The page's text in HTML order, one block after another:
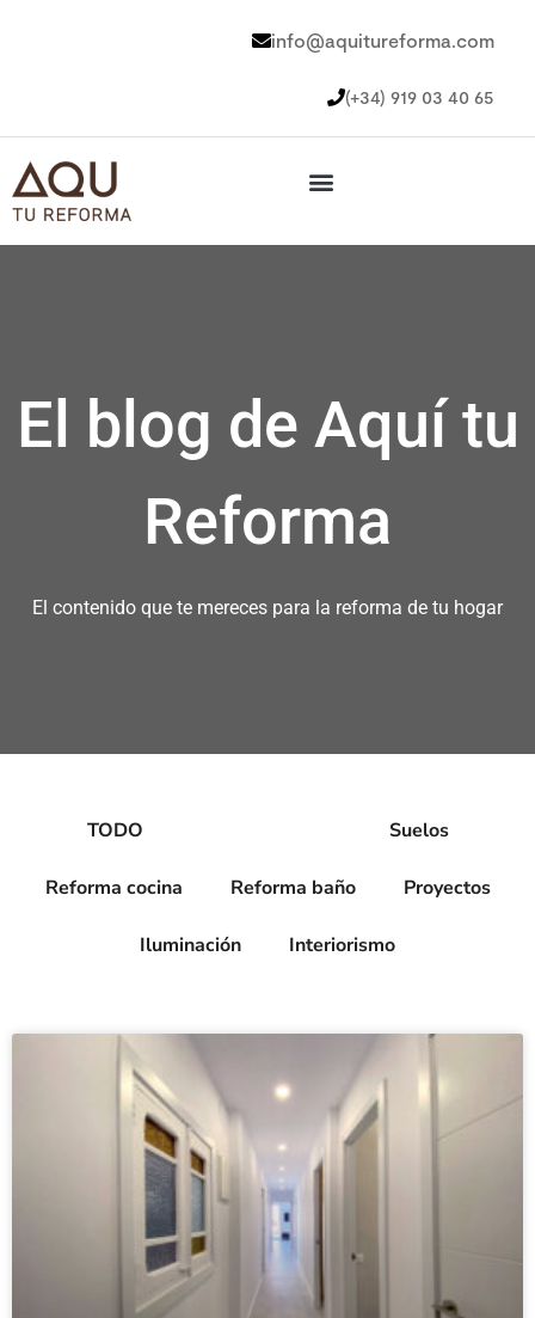
info@aquitureforma.com
(+34) 919 03 40 65
El blog de Aquí tu
Reforma
El contenido que te mereces para la reforma de tu hogar
TODO Suelos
Reforma cocina Reforma baño Proyectos
Iluminación Interiorismo